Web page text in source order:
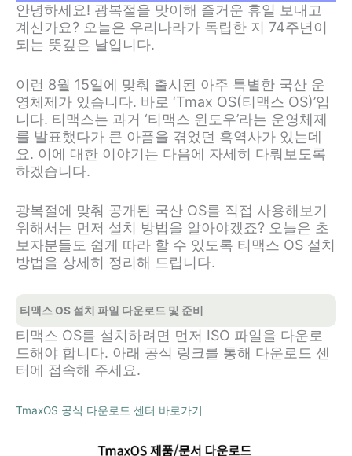
안녕하세요! 광복절을 맞이해 즐거운 휴일 보내고
계신가요? 오늘은 우리나라가 독립한 지 74주년이
되는 뜻깊은 날입니다.
이런 8월 15일에 맞춰 출시된 아주 특별한 국산 운
영체제가 있습니다. 바로 ‘Tmax OS(티맥스 OS)’입
니다. 티맥스는 과거 ‘티맥스 윈도우’라는 운영체제
를 발표했다가 큰 아픔을 겪었던 흑역사가 있는데
요. 이에 대한 이야기는 다음에 자세히 다뤄보도록
하겠습니다.
광복절에 맞춰 공개된 국산 OS를 직접 사용해보기
위해서는 먼저 설치 방법을 알아야겠죠? 오늘은 초
보자분들도 쉽게 따라 할 수 있도록 티맥스 OS 설치
방법을 상세히 정리해 드립니다.
티맥스 OS 설치 파일 다운로드 및 준비
티맥스 OS를 설치하려면 먼저 ISO 파일을 다운로
드해야 합니다. 아래 공식 링크를 통해 다운로드 센
터에 접속해 주세요.
TmaxOS 공식 다운로드 센터 바로가기